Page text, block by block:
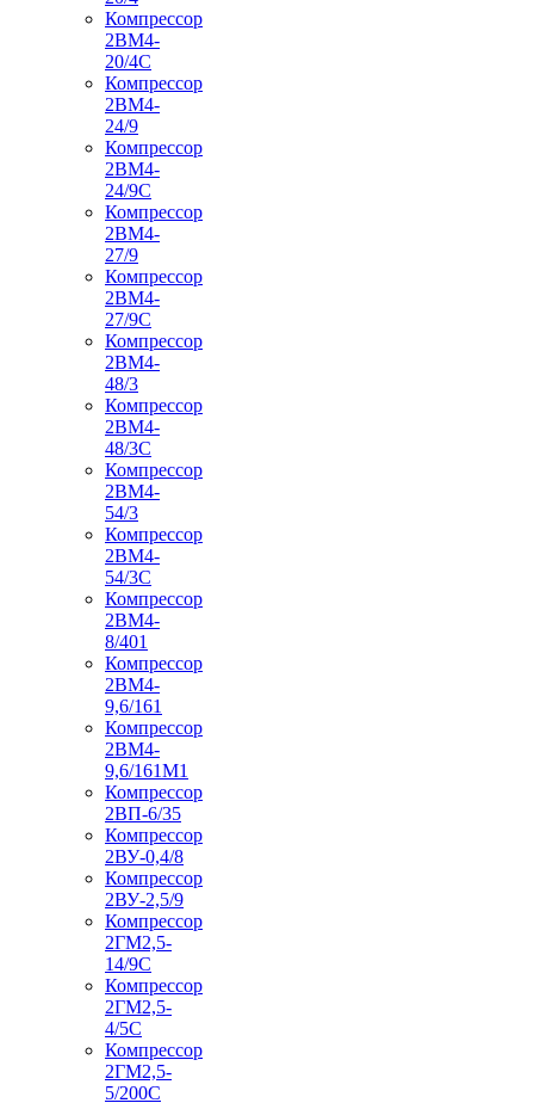
Компрессор
2ВМ4-
20/4С
Компрессор
2ВМ4-
24/9
Компрессор
2ВМ4-
24/9С
Компрессор
2ВМ4-
27/9
Компрессор
2ВМ4-
27/9С
Компрессор
2ВМ4-
48/3
Компрессор
2ВМ4-
48/3С
Компрессор
2ВМ4-
54/3
Компрессор
2ВМ4-
54/3С
Компрессор
2ВМ4-
8/401
Компрессор
2ВМ4-
9,6/161
Компрессор
2ВМ4-
9,6/161М1
Компрессор
2ВП-6/35
Компрессор
2ВУ-0,4/8
Компрессор
2ВУ-2,5/9
Компрессор
2ГМ2,5-
14/9С
Компрессор
2ГМ2,5-
4/5С
Компрессор
2ГМ2,5-
5/200С